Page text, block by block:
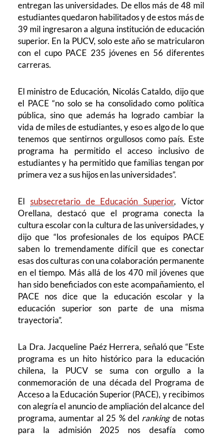
entregan las universidades. De ellos más de 48 mil
estudiantes quedaron habilitados y de estos más de
39 mil ingresaron a alguna institución de educación
superior. En la PUCV, solo este año se matricularon
con el cupo PACE 235 jóvenes en 56 diferentes
carreras.
El ministro de Educación, Nicolás Cataldo, dijo que
el PACE “no solo se ha consolidado como política
pública, sino que además ha logrado cambiar la
vida de miles de estudiantes, y eso es algo de lo que
tenemos que sentirnos orgullosos como país. Este
programa ha permitido el acceso inclusivo de
estudiantes y ha permitido que familias tengan por
primera vez a sus hijos en las universidades”.
El subsecretario de Educación Superior, Víctor
Orellana, destacó que el programa conecta la
cultura escolar con la cultura de las universidades, y
dijo que “los profesionales de los equipos PACE
saben lo tremendamente difícil que es conectar
esas dos culturas con una colaboración permanente
en el tiempo. Más allá de los 470 mil jóvenes que
han sido beneficiados con este acompañamiento, el
PACE nos dice que la educación escolar y la
educación superior son parte de una misma
trayectoria”.
La Dra. Jacqueline Paéz Herrera, señaló que “Este
programa es un hito histórico para la educación
chilena, la PUCV se suma con orgullo a la
conmemoración de una década del Programa de
Acceso a la Educación Superior (PACE), y recibimos
con alegría el anuncio de ampliación del alcance del
programa, aumentar al 25 % del rankingde notas
para la admisión 2025 nos desafía como